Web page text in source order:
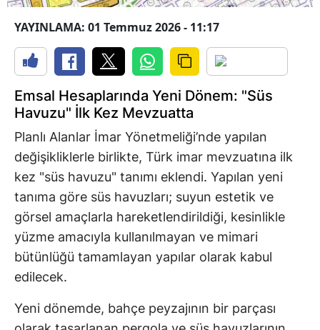
YAYINLAMA: 01 Temmuz 2026 - 11:17
Emsal Hesaplarında Yeni Dönem: "Süs
Havuzu" İlk Kez Mevzuatta
Planlı Alanlar İmar Yönetmeliği’nde yapılan
değişikliklerle birlikte, Türk imar mevzuatına ilk
kez "süs havuzu" tanımı eklendi. Yapılan yeni
tanıma göre süs havuzları; suyun estetik ve
görsel amaçlarla hareketlendirildiği, kesinlikle
yüzme amacıyla kullanılmayan ve mimari
bütünlüğü tamamlayan yapılar olarak kabul
edilecek.
Yeni dönemde, bahçe peyzajının bir parçası